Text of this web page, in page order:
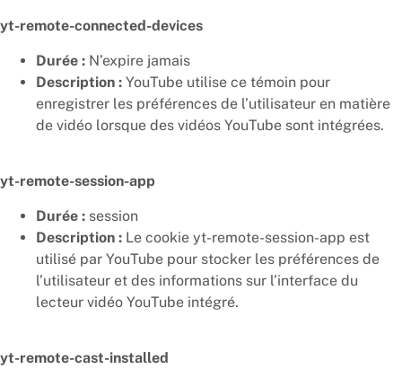
yt-remote-connected-devices
Durée : N’expire jamais
Description : YouTube utilise ce témoin pour
enregistrer les préférences de l’utilisateur en matière
de vidéo lorsque des vidéos YouTube sont intégrées.
yt-remote-session-app
Durée : session
Description : Le cookie yt-remote-session-app est
utilisé par YouTube pour stocker les préférences de
l’utilisateur et des informations sur l’interface du
lecteur vidéo YouTube intégré.
yt-remote-cast-installed